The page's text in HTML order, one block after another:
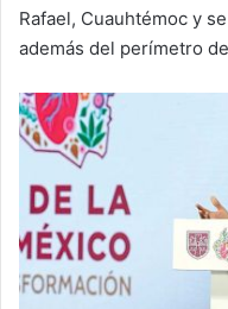
Rafael, Cuauhtémoc y
además del perímetro